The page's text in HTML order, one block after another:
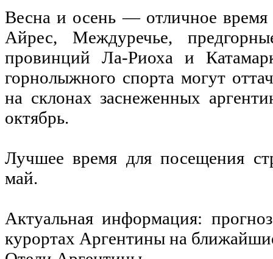
Весна и осень — отличное время
Айрес, Междуречье,
провинций Ла-Риоха и
горнолыжного спорта могут
на склонах заснеженных
октябрь.
Лучшее время для посещения
май.
Актуальная информация:
курортах Аргентины на